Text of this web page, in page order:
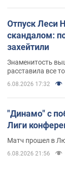
Отпуск Леси
скандалом:
захейтили
Знаменитость
расставила все
6.08.2026 17:32
"Динамо" с
Лиги
Матч прошел в
6.08.2026 21:56